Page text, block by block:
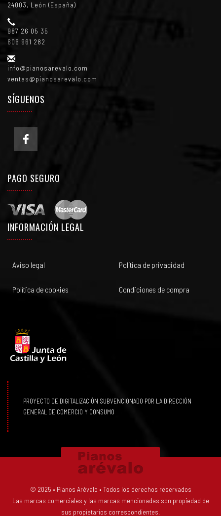
24003, León (España)
987 26 05 35
606 961 282
info@pianosarevalo.com
ventas@pianosarevalo.com
SÍGUENOS
PAGO SEGURO
INFORMACIÓN LEGAL
Aviso legal Política de privacidad
Política de cookies Condiciones de compra
PROYECTO DE DIGITALIZACIÓN SUBVENCIONADO POR LA DIRECCIÓN
GENERAL DE COMERCIO Y CONSUMO
© 2025 • Pianos Arévalo • Todos los derechos reservados
Las marcas comerciales y las marcas mencionadas son propiedad de
sus propietarios correspondientes.